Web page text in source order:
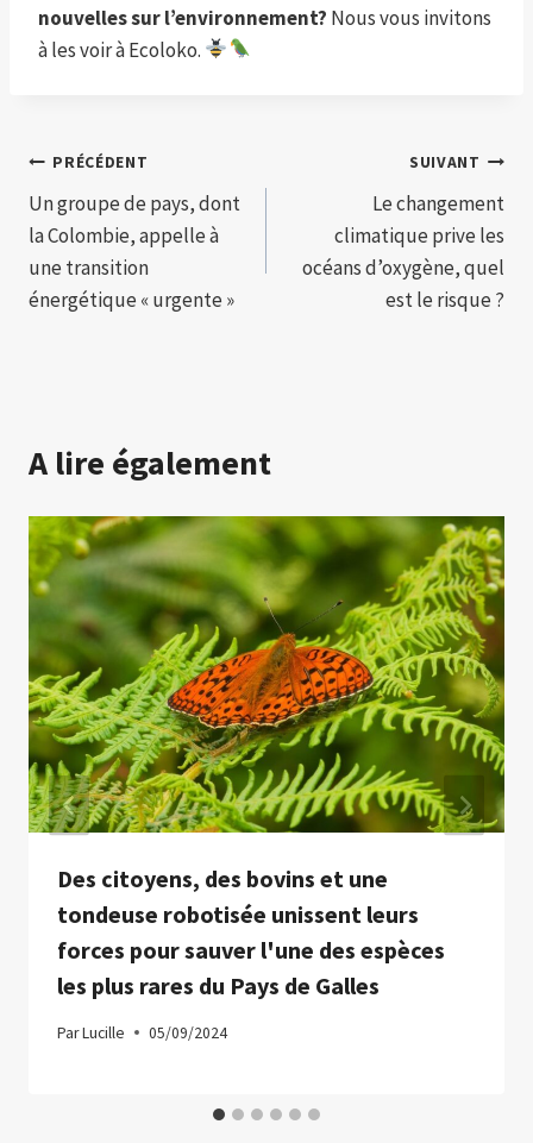
nouvelles sur l’environnement? Nous vous invitons
à les voir à Ecoloko.
Navigation
de
l’article
PRÉCÉDENT
Un groupe de pays, dont
la Colombie, appelle à
une transition
énergétique « urgente »
SUIVANT
Le changement
climatique prive les
océans d’oxygène, quel
est le risque ?
A lire également
Des citoyens, des bovins et une
tondeuse robotisée unissent leurs
forces pour sauver l'une des espèces
les plus rares du Pays de Galles
ParLucille 05/09/2024